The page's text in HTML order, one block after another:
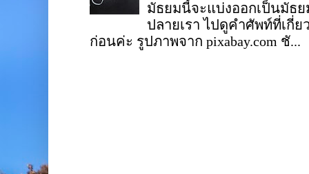
มัธยมนี้จะแบ่งออกเป็นมัธ
ปลายเรา ไปดูคำศัพท์ที่เกี่
ก่อนค่ะ รูปภาพจาก pixabay.com ชั...